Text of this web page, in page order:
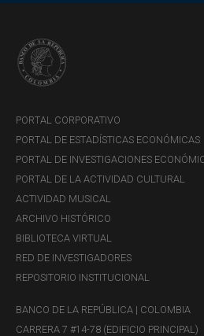
PORTAL CORPORATIVO
PORTAL DE ESTADÍSTICAS ECONÓMICAS
PORTAL DE INVESTIGACIONES
PORTAL DE LA ACTIVIDAD CULTURAL
ACTIVIDAD MUSICAL
ARCHIVO HISTÓRICO
BIBLIOTECA VIRTUAL
RED DE INVESTIGADORES
REPOSITORIO INSTITUCIONAL
BANCO DE LA REPÚBLICA | COLOMBIA
CARRERA 7 #14-78 (EDIFICIO PRINCIPAL)